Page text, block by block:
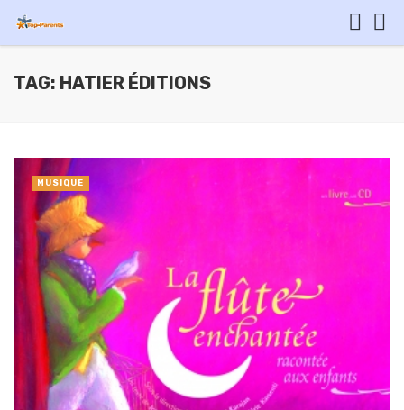
TAG: HATIER ÉDITIONS
MUSIQUE